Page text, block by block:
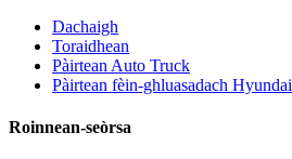
Dachaigh
Toraidhean
Pàirtean Auto Truck
Pàirtean fèin-ghluasadach Hyundai
Roinnean-seòrsa